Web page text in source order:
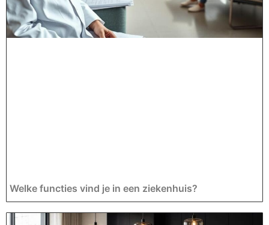
Welke functies vind je in een ziekenhuis?